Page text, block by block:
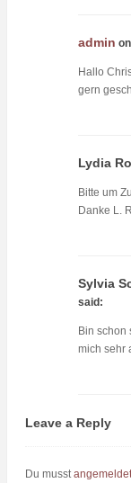
admin on
Hallo
gern
Lydia
Bitte um
Danke L.
Sylvia
said:
Bin schon
mich sehr
Leave a Reply
Du musstangemeldet